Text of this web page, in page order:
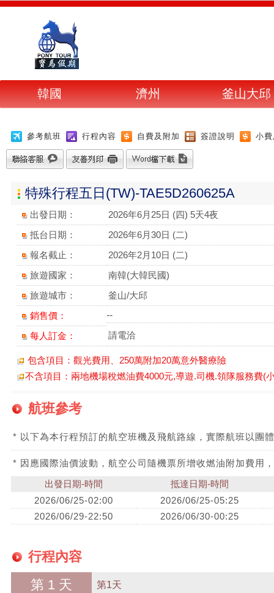
韓國 濟州 釜山大邱
參考航班 行程內容 自費及附加 簽證說明 小
特殊行程五日(TW)-TAE5D260625A
出發日期：
2026年6月25日 (四) 5天4夜
抵台日期：
2026年6月30日 (二)
報名截止：
2026年2月10日 (二)
旅遊國家：
南韓(大韓民國)
旅遊城市：
釜山/大邱
銷售價：
--
每人訂金：
請電洽
包含項目：觀光費用、250萬附加20萬意外醫療險
不含項目：兩地機場稅燃油費4000元,導遊.司機.領隊服務費(
航班參考
* 以下為本行程預訂的航空班機及飛航路線，實際航班以團
* 因應國際油價波動，航空公司隨機票所增收燃油附加費用
出發日期-時間
抵達日期-時間
2026/06/25-02:00
2026/06/25-05:25
2026/06/29-22:50
2026/06/30-00:25
行程內容
第 1 天
第1天